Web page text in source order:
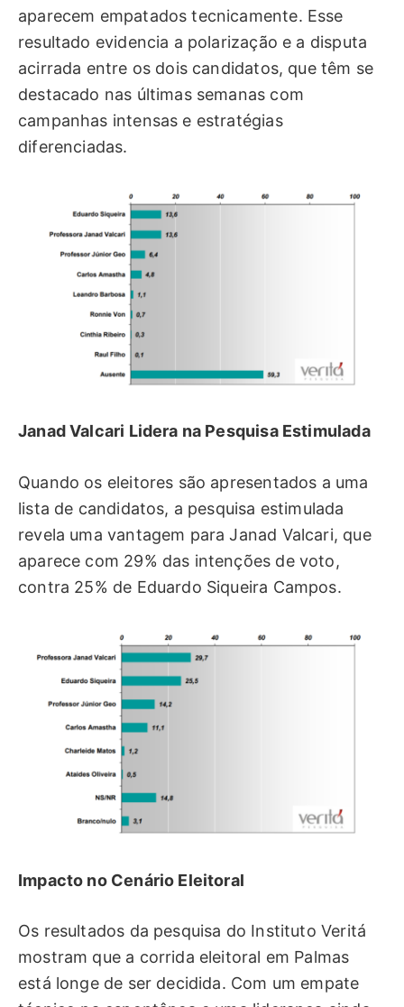
aparecem empatados tecnicamente. Esse
resultado evidencia a polarização e a disputa
acirrada entre os dois candidatos, que têm se
destacado nas últimas semanas com
campanhas intensas e estratégias
diferenciadas.
Janad Valcari Lidera na Pesquisa Estimulada
Quando os eleitores são apresentados a uma
lista de candidatos, a pesquisa estimulada
revela uma vantagem para Janad Valcari, que
aparece com 29% das intenções de voto,
contra 25% de Eduardo Siqueira Campos.
Impacto no Cenário Eleitoral
Os resultados da pesquisa do Instituto Veritá
mostram que a corrida eleitoral em Palmas
está longe de ser decidida. Com um empate